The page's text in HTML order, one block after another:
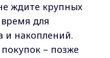
ждите крупных
для
и накоплений.
– позже